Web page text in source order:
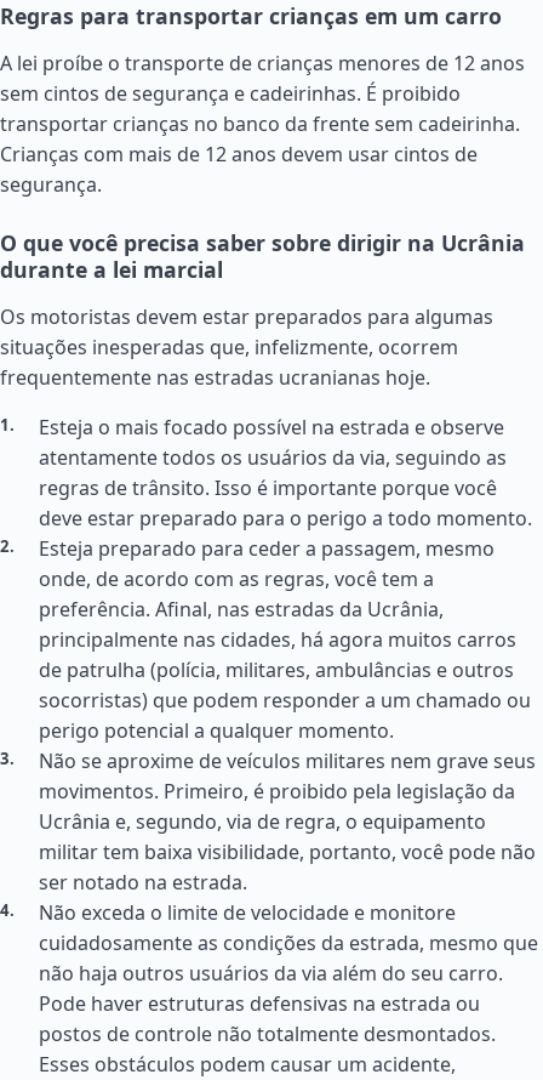
Regras para transportar crianças em um carro
A lei proíbe o transporte de crianças menores de 12 anos
sem cintos de segurança e cadeirinhas. É proibido
transportar crianças no banco da frente sem cadeirinha.
Crianças com mais de 12 anos devem usar cintos de
segurança.
O que você precisa saber sobre dirigir na Ucrânia
durante a lei marcial
Os motoristas devem estar preparados para algumas
situações inesperadas que, infelizmente, ocorrem
frequentemente nas estradas ucranianas hoje.
Esteja o mais focado possível na estrada e observe
atentamente todos os usuários da via, seguindo as
regras de trânsito. Isso é importante porque você
deve estar preparado para o perigo a todo momento.
Esteja preparado para ceder a passagem, mesmo
onde, de acordo com as regras, você tem a
preferência. Afinal, nas estradas da Ucrânia,
principalmente nas cidades, há agora muitos carros
de patrulha (polícia, militares, ambulâncias e outros
socorristas) que podem responder a um chamado ou
perigo potencial a qualquer momento.
Não se aproxime de veículos militares nem grave seus
movimentos. Primeiro, é proibido pela legislação da
Ucrânia e, segundo, via de regra, o equipamento
militar tem baixa visibilidade, portanto, você pode não
ser notado na estrada.
Não exceda o limite de velocidade e monitore
cuidadosamente as condições da estrada, mesmo que
não haja outros usuários da via além do seu carro.
Pode haver estruturas defensivas na estrada ou
postos de controle não totalmente desmontados.
Esses obstáculos podem causar um acidente,